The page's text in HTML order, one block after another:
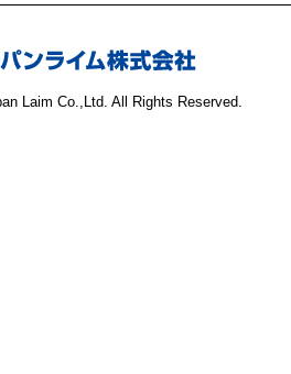
Laim Co.,Ltd. All Rights Reserved.